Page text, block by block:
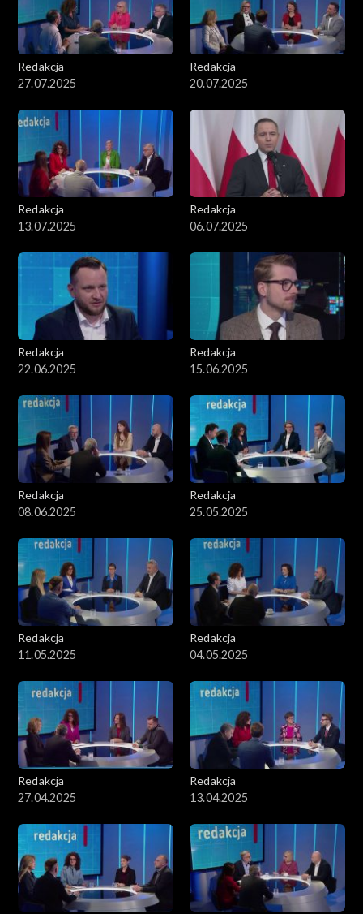
Redakcja
27.07.2025
Redakcja
20.07.2025
Redakcja
13.07.2025
Redakcja
06.07.2025
Redakcja
22.06.2025
Redakcja
15.06.2025
Redakcja
08.06.2025
Redakcja
25.05.2025
Redakcja
11.05.2025
Redakcja
04.05.2025
Redakcja
27.04.2025
Redakcja
13.04.2025